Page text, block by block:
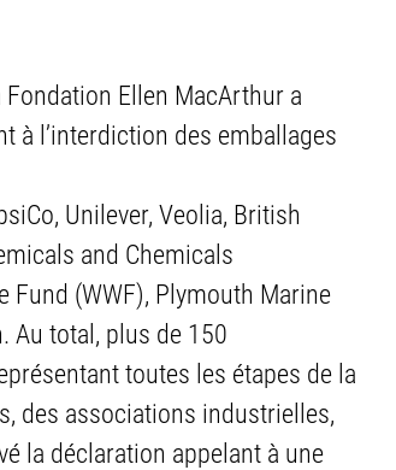
Fondation Ellen MacArthur a
à l’interdiction des emballages
Unilever, Veolia, British
and Chemicals
(WWF), Plymouth Marine
Au total, plus de 150
toutes les étapes de la
des associations industrielles,
la déclaration appelant à une